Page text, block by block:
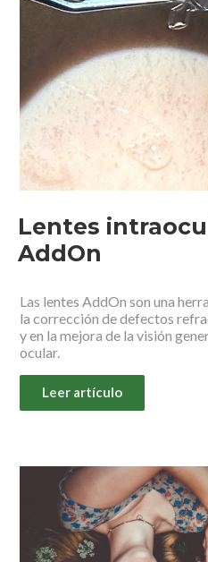
Lentes
AddOn
Las lentes AddOn son una
la corrección de defectos
y en la mejora de la visión
ocular.
Leer artículo